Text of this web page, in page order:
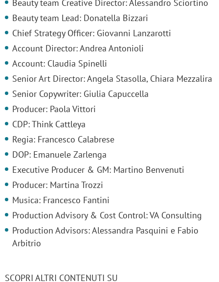
Beauty team Creative Director: Alessandro Sciortino
Beauty team Lead: Donatella Bizzari
Chief Strategy Officer: Giovanni Lanzarotti
Account Director: Andrea Antonioli
Account: Claudia Spinelli
Senior Art Director: Angela Stasolla, Chiara Mezzalira
Senior Copywriter: Giulia Capuccella
Producer: Paola Vittori
CDP: Think Cattleya
Regia: Francesco Calabrese
DOP: Emanuele Zarlenga
Executive Producer & GM: Martino Benvenuti
Producer: Martina Trozzi
Musica: Francesco Fantini
Production Advisory & Cost Control: VA Consulting
Production Advisors: Alessandra Pasquini e Fabio
Arbitrio
SCOPRI ALTRI CONTENUTI SU